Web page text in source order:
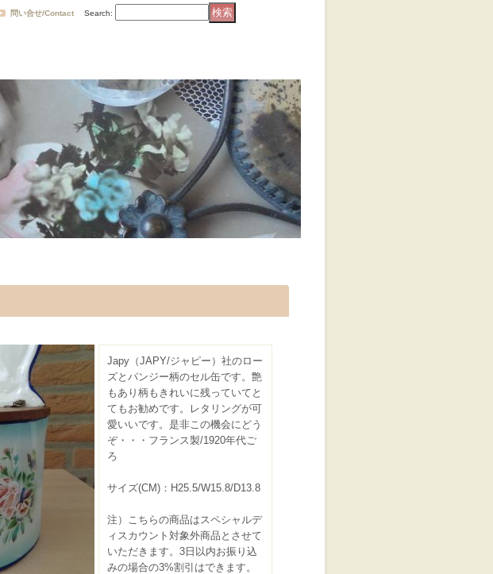
問い合せ/Contact Search:
Japy（JAPY/ジャピー）社のロー
ズとパンジー柄のセル缶です。艶
もあり柄もきれいに残っていてと
てもお勧めです。レタリングが可
愛いいです。是非この機会にどう
ぞ・・・フランス製/1920年代ご
ろ
サイズ(CM)：H25.5/W15.8/D13.8
注）こちらの商品はスペシャルデ
ィスカウント対象外商品とさせて
いただきます。3日以内お振り込
みの場合の3%割引はできます。